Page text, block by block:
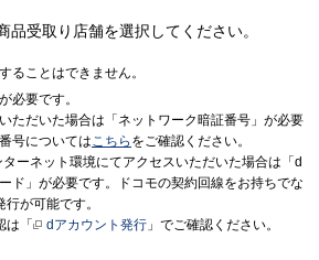
品受取り店舗を選択してください。
ることはできません。
必要です。
ただいた場合は「ネットワーク暗証番号」が必要
号についてはこちら をご確認ください。
ーネット環境にてアクセスいただいた場合は「d
ド」が必要です。ドコモの契約回線をお持ちでな
が可能です。
は「
dアカウント発行 」でご確認ください。